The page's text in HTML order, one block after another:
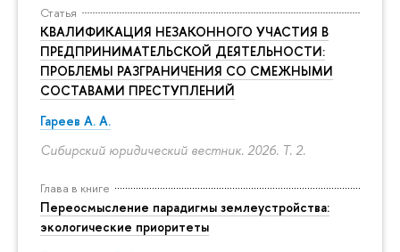
Статья
КВАЛИФИКАЦИЯ НЕЗАКОННОГО УЧАСТИЯ В
ПРЕДПРИНИМАТЕЛЬСКОЙ ДЕЯТЕЛЬНОСТИ:
ПРОБЛЕМЫ РАЗГРАНИЧЕНИЯ СО СМЕЖНЫМИ
СОСТАВАМИ ПРЕСТУПЛЕНИЙ
Гареев А. А.
Сибирский юридический вестник. 2026. Т. 2.
Глава в книге
Переосмысление парадигмы землеустройства:
экологические приоритеты